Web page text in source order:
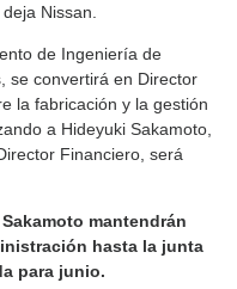
Nissan.
de Ingeniería de
se convertirá en Director
la fabricación y la gestión
a Hideyuki Sakamoto,
Financiero, será
mantendrán
hasta la junta
para junio.